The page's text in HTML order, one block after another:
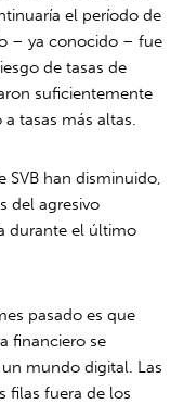
el período de
– ya conocido – fue
de tasas de
suficientemente
tasas más altas.
SVB han disminuido,
del agresivo
durante el último
pasado es que
financiero se
mundo digital. Las
filas fuera de los